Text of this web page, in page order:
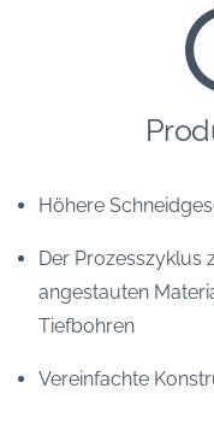
Höhere
Der Prozesszyklus
angestauten
Tiefbohren
Vereinfachte